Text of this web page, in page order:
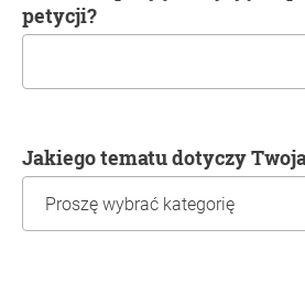
petycji?
Jakiego tematu dotyczy